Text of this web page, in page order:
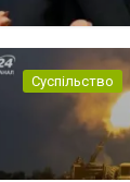
Суспільство